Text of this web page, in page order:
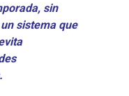
sin
sistema que